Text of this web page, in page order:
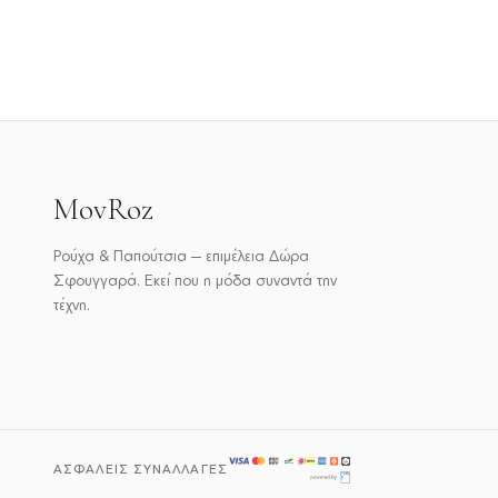
MovRoz
Ρούχα & Παπούτσια — επιμέλεια Δώρα
Σφουγγαρά. Εκεί που η μόδα συναντά την
τέχνη.
ΑΣΦΑΛΕΊΣ ΣΥΝΑΛΛΑΓΈΣ